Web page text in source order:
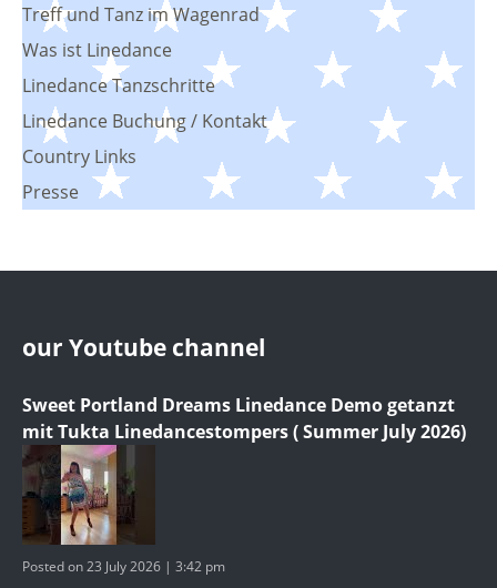
Treff und Tanz im Wagenrad
Was ist Linedance
Linedance Tanzschritte
Linedance Buchung / Kontakt
Country Links
Presse
our Youtube channel
Sweet Portland Dreams Linedance Demo getanzt
mit Tukta Linedancestompers ( Summer July 2026)
Posted on 23 July 2026 | 3:42 pm